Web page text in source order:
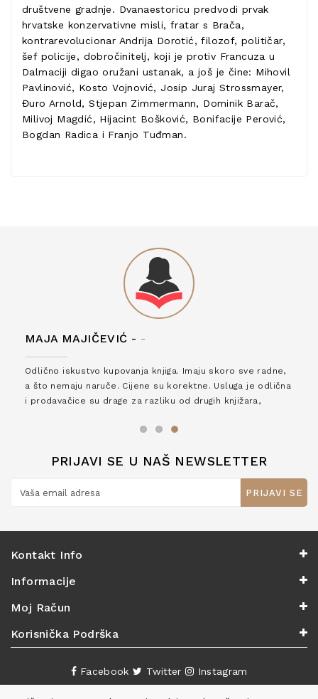
društvene gradnje. Dvanaestoricu predvodi prvak
hrvatske konzervativne misli, fratar s Brača,
kontrarevolucionar Andrija Dorotić, filozof, političar,
šef policije, dobročinitelj, koji je protiv Francuza u
Dalmaciji digao oružani ustanak, a još je čine: Mihovil
Pavlinović, Kosto Vojnović, Josip Juraj Strossmayer,
Đuro Arnold, Stjepan Zimmermann, Dominik Barač,
Milivoj Magdić, Hijacint Bošković, Bonifacije Perović,
Bogdan Radica i Franjo Tuđman.
MAJA MAJIČEVIĆ - -
Odlično iskustvo kupovanja knjiga. Imaju skoro sve radne,
a što nemaju naruče. Cijene su korektne. Usluga je odlična
i prodavačice su drage za razliku od drugih knjižara,
PRIJAVI SE U NAŠ NEWSLETTER
PRIJAVI SE
Kontakt Info
Informacije
Moj Račun
Korisnička Podrška
Facebook Twitter Instagram